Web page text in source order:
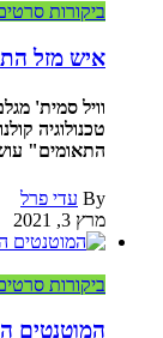
ביקורות
איש מזל
וויל סמית'
טכנולוגיה
התאומים"
By עדי פרל
מרץ 3, 2021
ביקורות
המוטנטים